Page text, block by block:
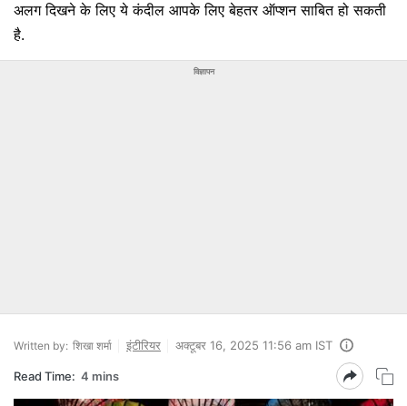
अलग दिखने के लिए ये कंदील आपके लिए बेहतर ऑप्‍शन साबित हो सकती
है.
विज्ञापन
Written by: शिखा शर्मा इंटीरियर अक्टूबर 16, 2025 11:56 am IST
Read Time: 4 mins